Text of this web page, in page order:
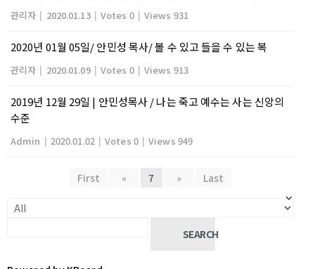
관리자 | 2020.01.13 | Votes 0 | Views 931
2020년 01월 05일/ 안민성 목사/ 볼 수 있고 들을 수 있는 복
관리자 | 2020.01.09 | Votes 0 | Views 913
2019년 12월 29일 | 안민성목사 / 나는 죽고 예수는 사는 신앙의
수준
Admin | 2020.01.02 | Votes 0 | Views 949
First « 7 » Last
SEARCH